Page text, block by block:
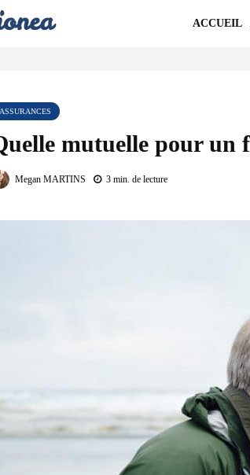
ACCUEIL
ASSURANCES
mutuelle pour un
Megan MARTINS 3 min. de lecture